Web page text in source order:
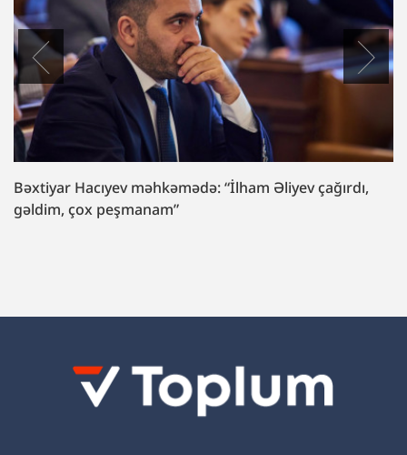
Bəxtiyar Hacıyev məhkəmədə: “İlham Əliyev çağırdı,
gəldim, çox peşmanam”